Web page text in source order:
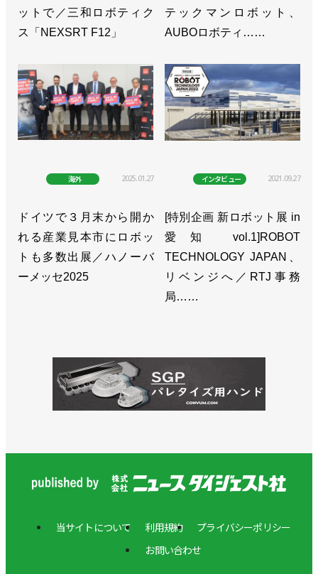
ットで／三和ロボティク
ス「NEXSRT F12」
テックマンロボット、
AUBOロボティ……
海外 2025.01.27
ドイツで３月末から開か
れる産業見本市にロボッ
トも多数出展／ハノーバ
ーメッセ2025
インタビュー 2021.09.27
[特別企画 新ロボット展 in
愛知 vol.1]ROBOT
TECHNOLOGY JAPAN、
リベンジへ／RTJ事務
局……
当サイトについて 利用規約
プライバシーポリシー
お問い合わせ